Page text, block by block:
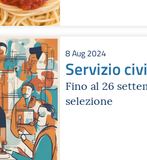
8 Aug 2024
Servizio
Fino al 26
selezione